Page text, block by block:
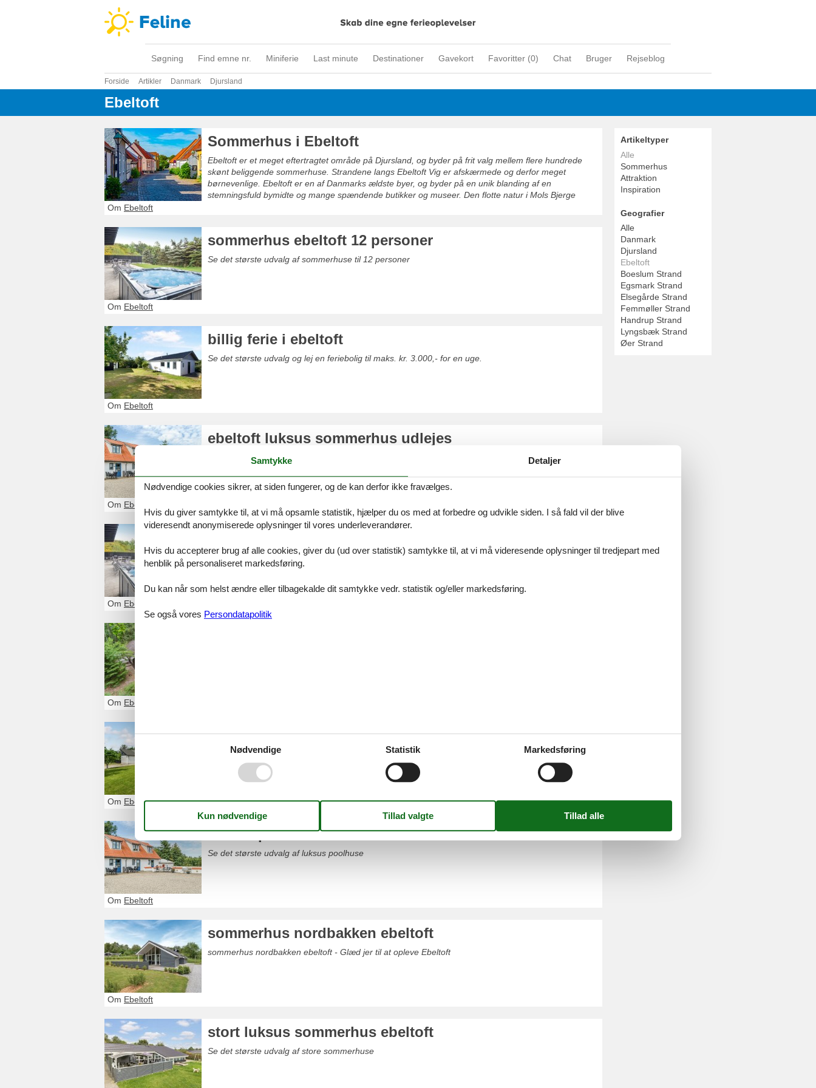
Søgning Find emne nr. Miniferie Last minute Destinationer Gavekort Favoritter (0) Chat Bruger Rejseblog
Forside Artikler Danmark Djursland
Ebeltoft
Sommerhus i Ebeltoft
Ebeltoft er et meget eftertragtet område på Djursland, og byder på frit valg mellem flere hundrede
skønt beliggende sommerhuse. Strandene langs Ebeltoft Vig er afskærmede og derfor meget
børnevenlige. Ebeltoft er en af Danmarks ældste byer, og byder på en unik blanding af en
stemningsfuld bymidte og mange spændende butikker og museer. Den flotte natur i Mols Bjerge
Om Ebeltoft
sommerhus ebeltoft 12 personer
Se det største udvalg af sommerhuse til 12 personer
Om Ebeltoft
billig ferie i ebeltoft
Se det største udvalg og lej en feriebolig til maks. kr. 3.000,- for en uge.
Om Ebeltoft
ebeltoft luksus sommerhus udlejes
Se det største udvalg af luksus sommerhuse
Om Ebeltoft
Se det største udvalg af ferieboliger hvor dyr gerne må komme med
Om Ebeltoft
Om Ebeltoft
sommerhus ebeltoft 14 personer
Se det største udvalg af sommerhuse til 14 personer
Om Ebeltoft
luksus poolhus ebeltoft
Se det største udvalg af luksus poolhuse
Om Ebeltoft
sommerhus nordbakken ebeltoft
sommerhus nordbakken ebeltoft - Glæd jer til at opleve Ebeltoft
Om Ebeltoft
stort luksus sommerhus ebeltoft
Se det største udvalg af store sommerhuse
Artikeltyper
Alle
Sommerhus
Attraktion
Inspiration
Geografier
Alle
Danmark
Djursland
Ebeltoft
Boeslum Strand
Egsmark Strand
Elsegårde Strand
Femmøller Strand
Handrup Strand
Lyngsbæk Strand
Øer Strand
Samtykke Detaljer
Nødvendige cookies sikrer, at siden fungerer, og de kan derfor ikke fravælges.
Hvis du giver samtykke til, at vi må opsamle statistik, hjælper du os med at forbedre og udvikle siden. I så fald vil der blive
videresendt anonymiserede oplysninger til vores underleverandører.
Hvis du accepterer brug af alle cookies, giver du (ud over statistik) samtykke til, at vi må videresende oplysninger til tredjepart med
henblik på personaliseret markedsføring.
Du kan når som helst ændre eller tilbagekalde dit samtykke vedr. statistik og/eller markedsføring.
Se også vores Persondatapolitik
Nødvendige Statistik Markedsføring